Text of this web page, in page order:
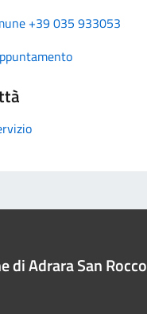
+39 035 933053
di Adrara San Rocco